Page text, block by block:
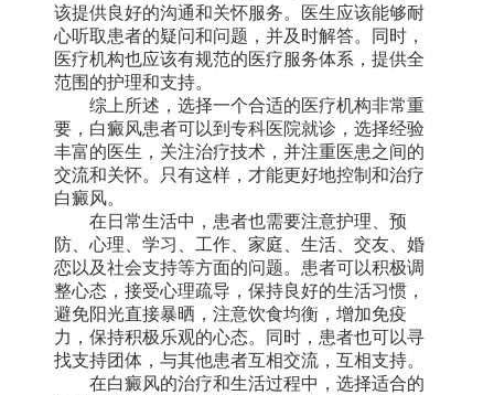
该提供良好的沟通和关怀服务。医生应该能够耐
心听取患者的疑问和问题，并及时解答。同时，
医疗机构也应该有规范的医疗服务体系，提供全
范围的护理和支持。
综上所述，选择一个合适的医疗机构非常重
要，白癜风患者可以到专科医院就诊，选择经验
丰富的医生，关注治疗技术，并注重医患之间的
交流和关怀。只有这样，才能更好地控制和治疗
白癜风。
在日常生活中，患者也需要注意护理、预
防、心理、学习、工作、家庭、生活、交友、婚
恋以及社会支持等方面的问题。患者可以积极调
整心态，接受心理疏导，保持良好的生活习惯，
避免阳光直接暴晒，注意饮食均衡，增加免疫
力，保持积极乐观的心态。同时，患者也可以寻
找支持团体，与其他患者互相交流，互相支持。
在白癜风的治疗和生活过程中，选择适合的